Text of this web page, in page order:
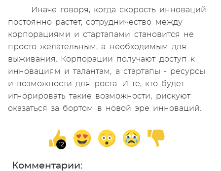
Иначе говоря, когда скорость инноваций
постоянно растет, сотрудничество между
корпорациями и стартапами становится не
просто желательным, а необходимым для
выживания. Корпорации получают доступ к
инновациям и талантам, а стартапы - ресурсы
и возможности для роста. И те, кто будет
игнорировать такие возможности, рискуют
оказаться за бортом в новой эре инноваций.
Комментарии: